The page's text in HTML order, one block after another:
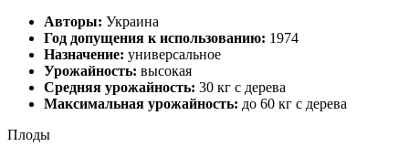
Авторы: Украина
Год допущения к использованию: 1974
Назначение: универсальное
Урожайность: высокая
Средняя урожайность: 30 кг с дерева
Максимальная урожайность: до 60 кг с дерева
Плоды